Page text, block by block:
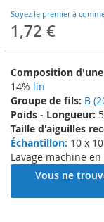
Soyez le premier à
1,72 €
Composition
14% lin
Groupe de fils: B
Poids - Longueur:
Taille d'aiguilles
Échantillon: 10 x
Lavage machine
Vous ne
beginning
of
the
gallery